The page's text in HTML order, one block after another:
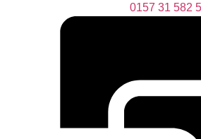
0157 31 582